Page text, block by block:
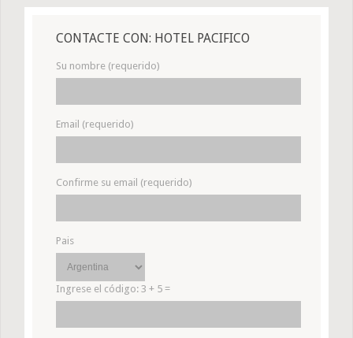
CONTACTE CON: HOTEL PACIFICO
Su nombre (requerido)
Email (requerido)
Confirme su email (requerido)
Pais
Ingrese el código: 3 + 5 =